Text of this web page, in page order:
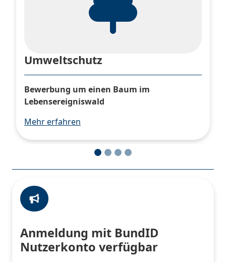
Umweltschutz
Bewerbung um einen Baum im
Lebensereigniswald
Mehr erfahren
Anmeldung mit BundID
Nutzerkonto verfügbar